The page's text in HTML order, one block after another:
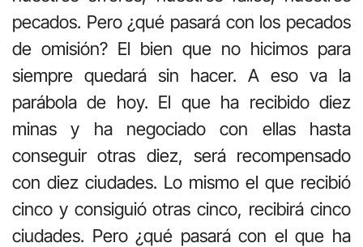
pecados. Pero ¿qué pasará con los pecados
de omisión? El bien que no hicimos para
siempre quedará sin hacer. A eso va la
parábola de hoy. El que ha recibido diez
minas y ha negociado con ellas hasta
conseguir otras diez, será recompensado
con diez ciudades. Lo mismo el que recibió
cinco y consiguió otras cinco, recibirá cinco
ciudades. Pero ¿qué pasará con el que ha